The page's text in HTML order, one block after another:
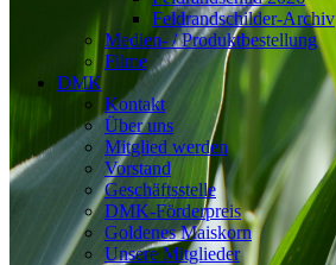
Feldrandschilder-Archiv
Medien- / Produktbestellung
Filme
DMK
Kontakt
Über uns
Mitglied werden
Vorstand
Geschäftsstelle
DMK-Förderpreis
Goldenes Maiskorn
Unsere Mitglieder